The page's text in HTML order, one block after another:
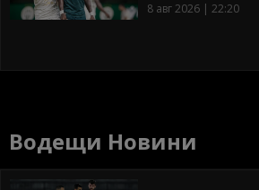
8 авг 2026 | 22:20
Водещи Новини